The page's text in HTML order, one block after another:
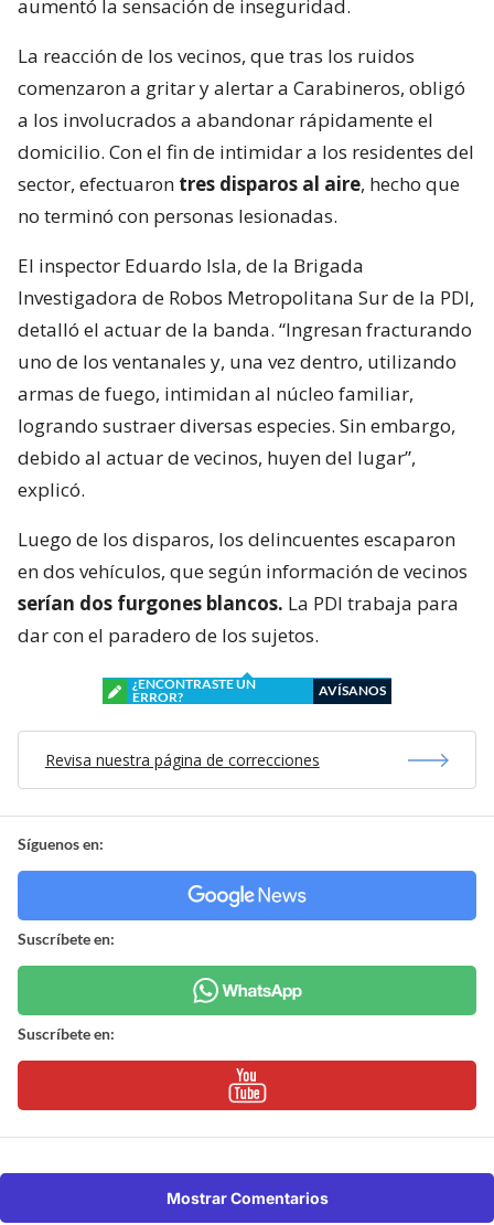
aumentó la sensación de inseguridad.
La reacción de los vecinos, que tras los ruidos
comenzaron a gritar y alertar a Carabineros, obligó
a los involucrados a abandonar rápidamente el
domicilio. Con el fin de intimidar a los residentes del
sector, efectuaron tres disparos al aire, hecho que
no terminó con personas lesionadas.
El inspector Eduardo Isla, de la Brigada
Investigadora de Robos Metropolitana Sur de la PDI,
detalló el actuar de la banda. “Ingresan fracturando
uno de los ventanales y, una vez dentro, utilizando
armas de fuego, intimidan al núcleo familiar,
logrando sustraer diversas especies. Sin embargo,
debido al actuar de vecinos, huyen del lugar”,
explicó.
Luego de los disparos, los delincuentes escaparon
en dos vehículos, que según información de vecinos
serían dos furgones blancos. La PDI trabaja para
dar con el paradero de los sujetos.
¿ENCONTRASTE UN
ERROR?
AVÍSANOS
Revisa nuestra página de correcciones
Síguenos en:
Suscríbete en:
Suscríbete en:
Mostrar Comentarios